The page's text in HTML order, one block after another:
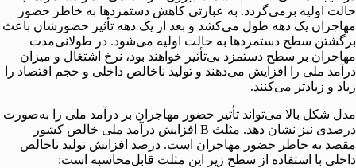
حالت اولیه برمی‌گردد. به عبارتی کاهش دستمزدها به خاطر حضور
مهاجران یک دهه طول می‌کشد و بعد از یک دهه تأثیر حضورشان باعث
برگشتن سطح دستمزدها به حالت اولیه می‌شود. در طولانی‌مدت
مهاجران بر سطح دستمزد بی‌تأثیر خواهند بود،‌ نرخ اشتغال و میزان
درآمد ملی را افزایش می‌دهند و تولید ناخالص داخلی و حجم اقتصاد را
زیاد و زیادتر می‌کنند.
مدل شکل بالا می‌تواند تأثیر حضور مهاجران بر درآمد ملی را به‌صورت
درصدی نیز نشان دهد. مثلث B افزایش درآمد ملی خالص کشور
مقصد به خاطر حضور مهاجران است. درصد افزایش تولید ناخالص
داخلی با استفاده از سطح زیر این مثلث قابل‌محاسبه است: